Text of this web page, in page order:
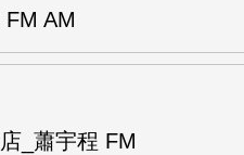
AM
_蕭宇程 FM